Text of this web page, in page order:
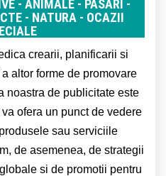
- ANIMALE - PASARI -
- NATURA - OCAZII
crearii, planificarii si
altor forme de promovare
noastra de publicitate este
ofera un punct de vedere
sau serviciile
de asemenea, de strategii
si de promotii pentru